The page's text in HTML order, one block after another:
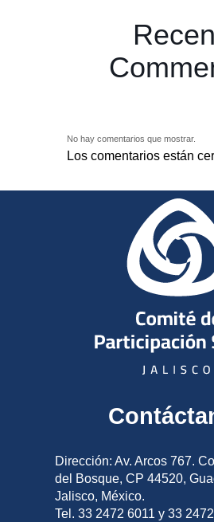
No hay comentarios que mostrar.
Los comentarios están
Dirección: Av. Arcos 767.
del Bosque, CP 44520,
Jalisco, México.
Tel. 33 2472 6011 y 33